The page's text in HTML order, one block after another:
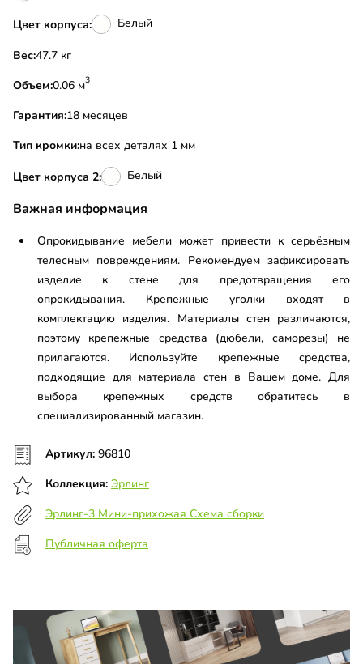
Цвет корпуса: Белый
Вес:
47.7 кг
Объем:
0.06 м3
Гарантия:18 месяцев
Тип кромки:на всех деталях 1 мм
Цвет корпуса 2: Белый
Важная информация
Опрокидывание мебели может привести к серьёзным
телесным повреждениям. Рекомендуем зафиксировать
изделие к стене для предотвращения его
опрокидывания. Крепежные уголки входят в
комплектацию изделия. Материалы стен различаются,
поэтому крепежные средства (дюбели, саморезы) не
прилагаются. Используйте крепежные средства,
подходящие для материала стен в Вашем доме. Для
выбора крепежных средств обратитесь в
специализированный магазин.
Артикул: 96810
Коллекция: Эрлинг
Эрлинг-3 Мини-прихожая Схема сборки
Публичная оферта